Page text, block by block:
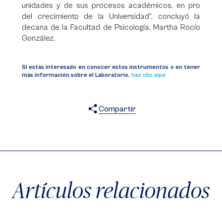
unidades y de sus procesos académicos, en pro
del crecimiento de la Universidad”, concluyó la
decana de la Facultad de Psicología, Martha Rocío
González.
Si estás interesado en conocer estos instrumentos o en tener
más información sobre el Laboratorio, haz clic aquí
Compartir
Artículos relacionados